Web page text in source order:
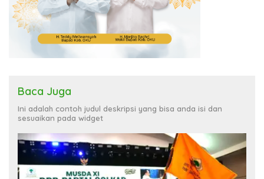
Baca Juga
Ini adalah contoh judul deskripsi yang bisa anda isi dan
sesuaikan pada widget